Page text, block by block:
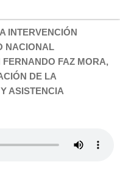
INTERVENCIÓN
NACIONAL
FAZ MORA,
DE LA
ASISTENCIA